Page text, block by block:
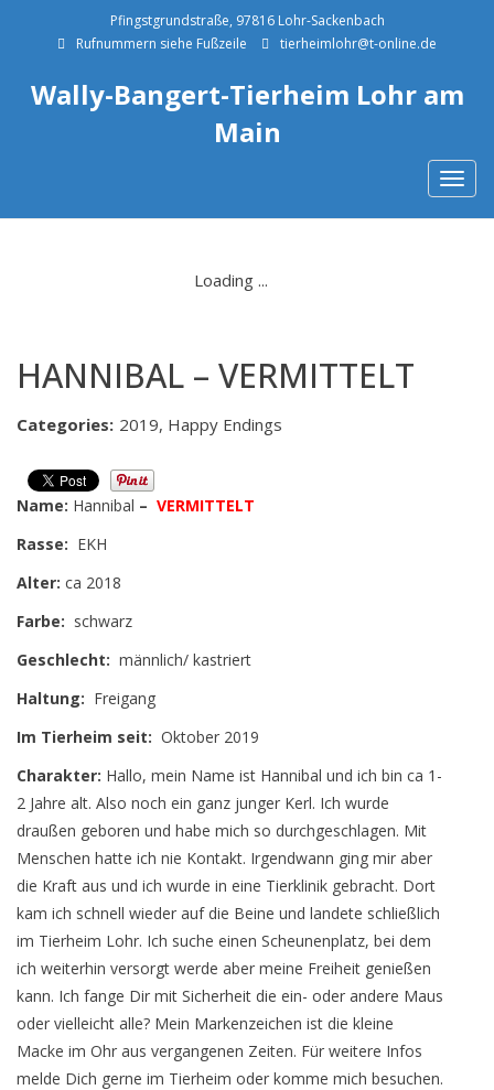
Pfingstgrundstraße, 97816 Lohr-Sackenbach
Rufnummern siehe Fußzeile
tierheimlohr@t-online.de
Wally-Bangert-Tierheim Lohr am
Main
HANNIBAL – VERMITTELT
Categories: 2019, Happy Endings
Name: Hannibal – VERMITTELT
Rasse: EKH
Alter: ca 2018
Farbe: schwarz
Geschlecht: männlich/ kastriert
Haltung: Freigang
Im Tierheim seit: Oktober 2019
Charakter: Hallo, mein Name ist Hannibal und ich bin ca 1-
2 Jahre alt. Also noch ein ganz junger Kerl. Ich wurde
draußen geboren und habe mich so durchgeschlagen. Mit
Menschen hatte ich nie Kontakt. Irgendwann ging mir aber
die Kraft aus und ich wurde in eine Tierklinik gebracht. Dort
kam ich schnell wieder auf die Beine und landete schließlich
im Tierheim Lohr. Ich suche einen Scheunenplatz, bei dem
ich weiterhin versorgt werde aber meine Freiheit genießen
kann. Ich fange Dir mit Sicherheit die ein- oder andere Maus
oder vielleicht alle? Mein Markenzeichen ist die kleine
Macke im Ohr aus vergangenen Zeiten. Für weitere Infos
melde Dich gerne im Tierheim oder komme mich besuchen.